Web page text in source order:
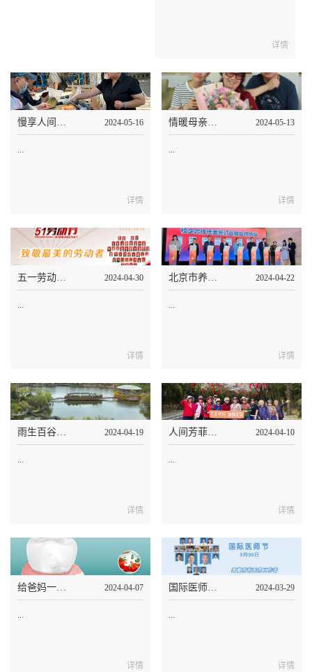
详情
2024-05-16
...
详情
2024-05-13
...
详情
2024-04-30
详情
2024-04-22
详情
雨生百谷，福润泰和！最美的季节漫步北京小江南——泰和睿园 2024-04-19
...
详情
人间芳菲四月天，泰享游旅居陪您走遍祖国大江南北 2024-04-10
...
详情
给爸妈一份口腔护理“大礼包”——口腔健康心脏无忧！ 2024-04-07
...
详情
国际医师节|泰和养老“医养结合”托起长者幸福晚年 2024-03-29
...
详情